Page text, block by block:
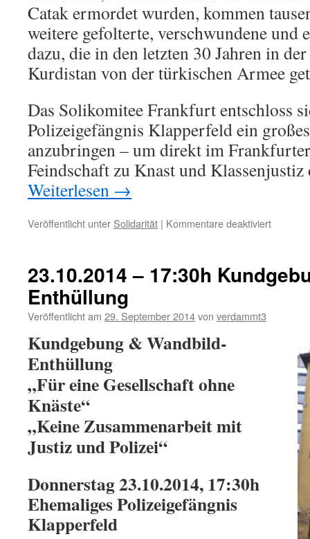
Catak ermordet wurden, kommen
weitere gefolterte, verschwundene und
dazu, die in den letzten 30 Jahren in
Kurdistan von der türkischen Armee
Das Solikomitee Frankfurt entschloss
Polizeigefängnis Klapperfeld ein
anzubringen – um direkt im
Feindschaft zu Knast und
Weiterlesen →
Veröffentlicht unter Solidarität | Kommentare deaktiviertfür
am
23.10.2014 – 17:30h
Enthüllung
Veröffentlicht am 29. September 2014von verdammt3
Kundgebung & Wandbild-
Enthüllung
„Für eine Gesellschaft ohne
Knäste“
„Keine Zusammenarbeit mit
Justiz und Polizei“
Donnerstag 23.10.2014, 17:30h
Ehemaliges Polizeigefängnis
Klapperfeld